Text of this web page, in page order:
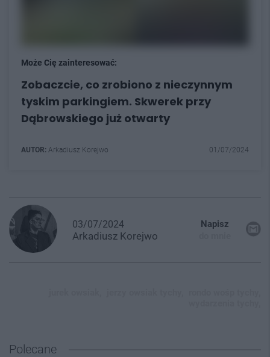
Może Cię zainteresować:
Zobaczcie, co zrobiono z nieczynnym
tyskim parkingiem. Skwerek przy
Dąbrowskiego już otwarty
AUTOR: Arkadiusz Korejwo 01/07/2024
03/07/2024
Arkadiusz Korejwo
Napisz
Polecane